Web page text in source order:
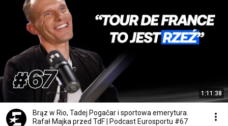
1:11:38
Brąz w Rio, Tadej Pogačar i sportowa emerytura.
Rafał Majka przed TdF | Podcast Eurosportu #67